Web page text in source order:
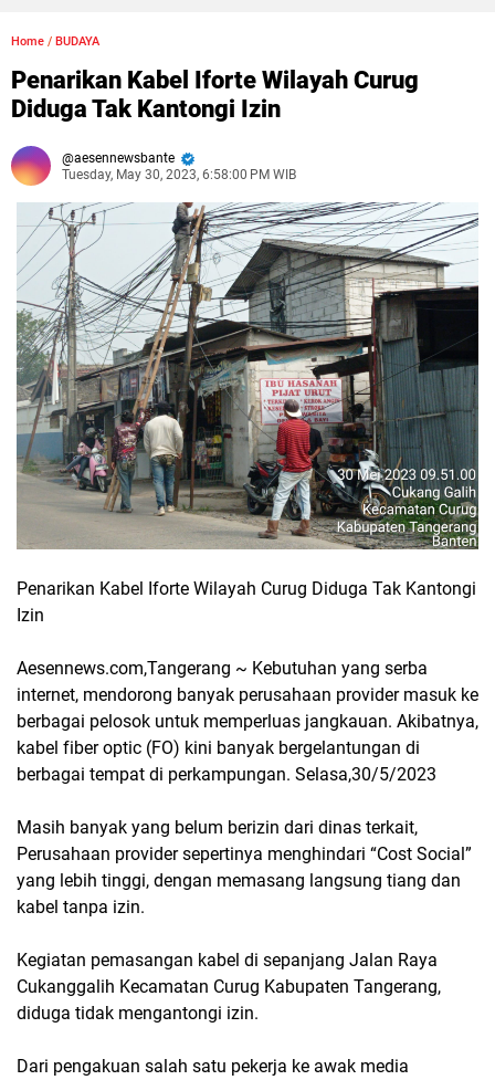
Home / BUDAYA
Penarikan Kabel Iforte Wilayah Curug
Diduga Tak Kantongi Izin
aesennewsbante
Tuesday, May 30, 2023, 6:58:00 PM WIB
Penarikan Kabel Iforte Wilayah Curug Diduga Tak Kantongi
Izin
Aesennews.com,Tangerang ~ Kebutuhan yang serba
internet, mendorong banyak perusahaan provider masuk ke
berbagai pelosok untuk memperluas jangkauan. Akibatnya,
kabel fiber optic (FO) kini banyak bergelantungan di
berbagai tempat di perkampungan. Selasa,30/5/2023
Masih banyak yang belum berizin dari dinas terkait,
Perusahaan provider sepertinya menghindari “Cost Social”
yang lebih tinggi, dengan memasang langsung tiang dan
kabel tanpa izin.
Kegiatan pemasangan kabel di sepanjang Jalan Raya
Cukanggalih Kecamatan Curug Kabupaten Tangerang,
diduga tidak mengantongi izin.
Dari pengakuan salah satu pekerja ke awak media